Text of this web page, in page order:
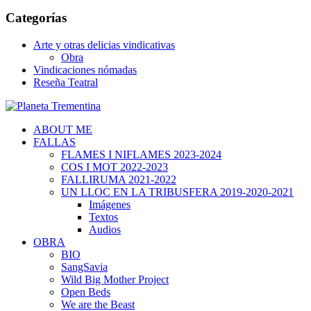
Categorías
Arte y otras delicias vindicativas
Obra
Vindicaciones nómadas
Reseña Teatral
ABOUT ME
FALLAS
FLAMES I NIFLAMES 2023-2024
COS I MOT 2022-2023
FALLIRUMA 2021-2022
UN LLOC EN LA TRIBUSFERA 2019-2020-2021
Imágenes
Textos
Audios
OBRA
BIO
SangSavia
Wild Big Mother Project
Open Beds
We are the Beast